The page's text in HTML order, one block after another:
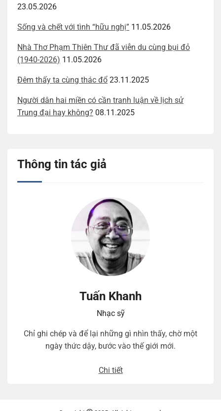
23.05.2026
Sống và chết với tình “hữu nghị” 11.05.2026
Nhà Thơ Phạm Thiên Thư đã viễn du cùng bụi đỏ
(1940-2026) 11.05.2026
Đêm thấy ta cùng thác đổ 23.11.2025
Người dân hai miền có cần tranh luận về lịch sử
Trung đại hay không? 08.11.2025
Thông tin tác giả
Tuấn Khanh
Nhạc sỹ
Chỉ ghi chép và để lại những gì nhìn thấy, chờ một
ngày thức dậy, bước vào thế giới mới.
Chi tiết